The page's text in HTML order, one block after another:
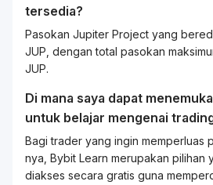
tersedia?
Pasokan Jupiter Project yang
JUP, dengan total pasokan
JUP.
Di mana saya dapat
untuk belajar mengenai
Bagi trader yang ingin memperluas
nya, Bybit Learn merupakan pilihan
diakses secara gratis guna